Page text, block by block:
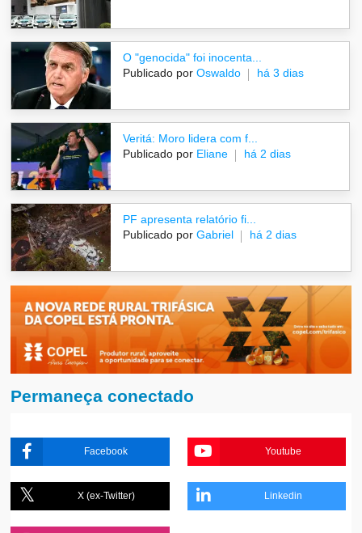
O "genocida" foi inocenta...
Publicado por Oswaldo há 3 dias
Veritá: Moro lidera com f...
Publicado por Eliane há 2 dias
PF apresenta relatório fi...
Publicado por Gabriel há 2 dias
Permaneça conectado
Facebook Youtube
X (ex-Twitter) Linkedin